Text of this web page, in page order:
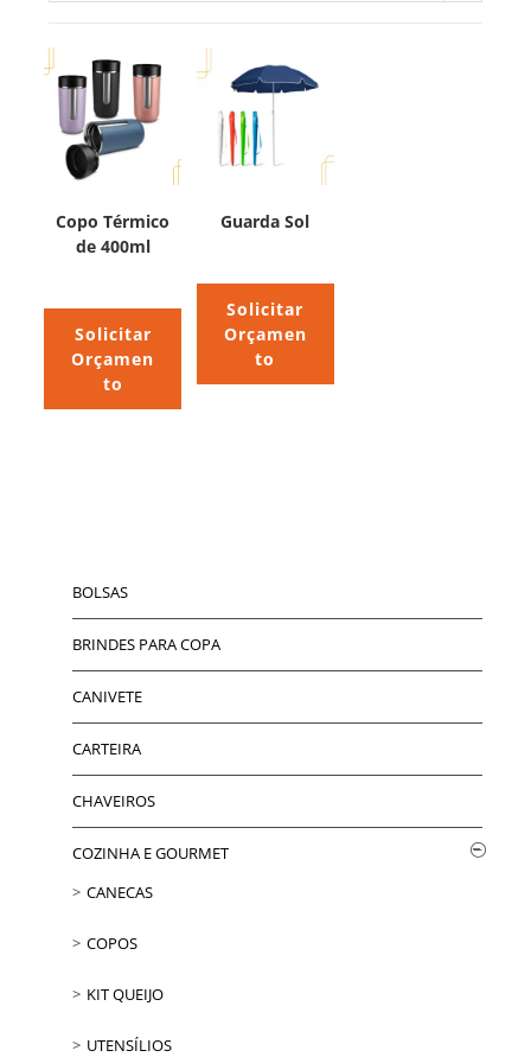
Copo Térmico
de 400ml
Solicitar
Orçamen
to
Guarda Sol
Solicitar
Orçamen
to
BOLSAS
BRINDES PARA COPA
CANIVETE
CARTEIRA
CHAVEIROS
COZINHA E GOURMET
CANECAS
COPOS
KIT QUEIJO
UTENSÍLIOS